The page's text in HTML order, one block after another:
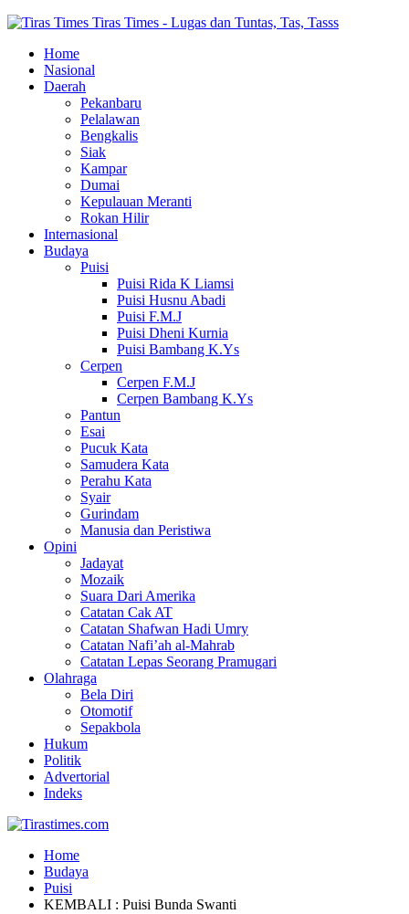
Tiras Times - Lugas dan Tuntas, Tas, Tasss
Home
Nasional
Daerah
Pekanbaru
Pelalawan
Bengkalis
Siak
Kampar
Dumai
Kepulauan Meranti
Rokan Hilir
Internasional
Budaya
Puisi
Puisi Rida K Liamsi
Puisi Husnu Abadi
Puisi F.M.J
Puisi Dheni Kurnia
Puisi Bambang K.Ys
Cerpen
Cerpen F.M.J
Cerpen Bambang K.Ys
Pantun
Esai
Pucuk Kata
Samudera Kata
Perahu Kata
Syair
Gurindam
Manusia dan Peristiwa
Opini
Jadayat
Mozaik
Suara Dari Amerika
Catatan Cak AT
Catatan Shafwan Hadi Umry
Catatan Nafi’ah al-Mahrab
Catatan Lepas Seorang Pramugari
Olahraga
Bela Diri
Otomotif
Sepakbola
Hukum
Politik
Advertorial
Indeks
Home
Budaya
Puisi
KEMBALI : Puisi Bunda Swanti